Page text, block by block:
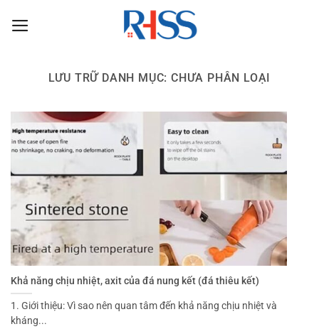
đến
LƯU TRỮ DANH MỤC:CHƯA PHÂN LOẠI
Khả năng chịu nhiệt, axit của đá nung kết (đá thiêu kết)
1. Giới thiệu: Vì sao nên quan tâm đến khả năng chịu nhiệt và
kháng...